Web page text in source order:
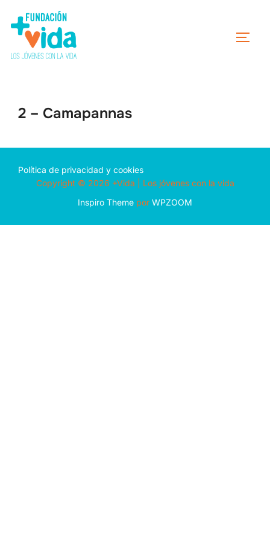
2 – Camapannas
Política de privacidad y cookies
Copyright © 2026 +Vida | Los jóvenes con la vida
Inspiro Theme por WPZOOM